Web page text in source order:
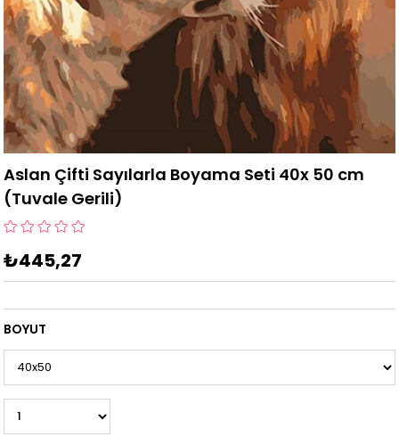
Aslan Çifti Sayılarla Boyama Seti 40x 50 cm
(Tuvale Gerili)
₺445,27
BOYUT